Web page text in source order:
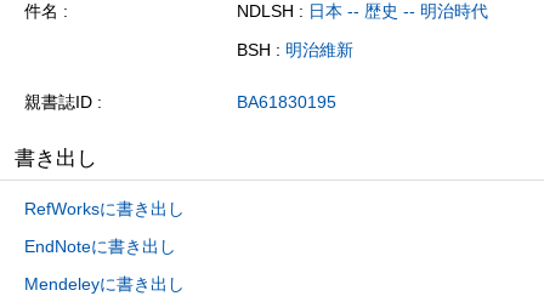
件名 NDLSH : 日本 -- 歴史 -- 明治時代
BSH : 明治維新
親書誌ID BA61830195
書き出し
RefWorksに書き出し
EndNoteに書き出し
Mendeleyに書き出し